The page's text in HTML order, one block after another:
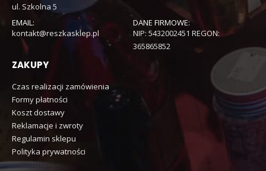
ul. Szkolna 5
EMAIL:
kontakt@reszkasklep.pl
DANE FIRMOWE:
NIP: 5432002451 REGON:
365865852
ZAKUPY
Czas realizacji zamówienia
Formy płatności
Koszt dostawy
Reklamacje i zwroty
Regulamin sklepu
Polityka prywatności